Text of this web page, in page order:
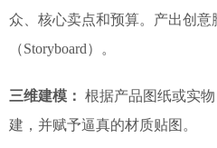
众、核心卖点和预算。产出创意
（Storyboard）。
三维建模： 根据产品图纸或实
建，并赋予逼真的材质贴图。